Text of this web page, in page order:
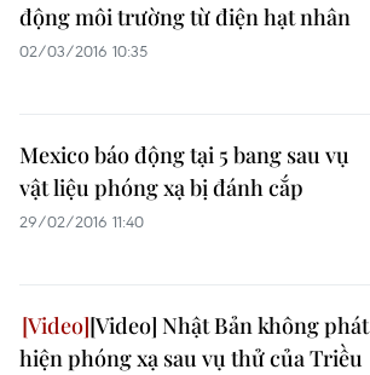
động môi trường từ điện hạt nhân
02/03/2016 10:35
Mexico báo động tại 5 bang sau vụ
vật liệu phóng xạ bị đánh cắp
29/02/2016 11:40
[Video] Nhật Bản không phát
hiện phóng xạ sau vụ thử của Triều